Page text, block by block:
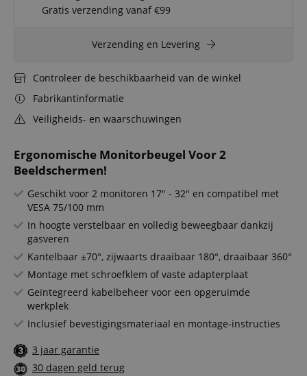
Ergonomische Monitorbeugel Voor 2
Beeldschermen!
Geschikt voor 2 monitoren 17" - 32" en compatibel met
VESA 75/100 mm
In hoogte verstelbaar en volledig beweegbaar dankzij
gasveren
Kantelbaar ±70°, zijwaarts draaibaar 180°, draaibaar 360°
Montage met schroefklem of vaste adapterplaat
Geïntegreerd kabelbeheer voor een opgeruimde
werkplek
Inclusief bevestigingsmateriaal en montage-instructies
3 jaar garantie
30 dagen geld terug
Gratis verzending vanaf €99
Verzending en Levering
Controleer de beschikbaarheid van de winkel
Fabrikantinformatie
Veiligheids- en waarschuwingen